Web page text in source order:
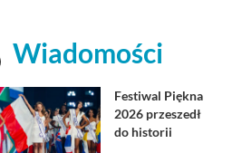
Wiadomości
Festiwal Piękna
2026 przeszedł
do historii